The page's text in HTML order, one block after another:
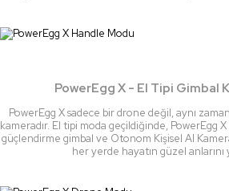
PowerEgg X - El Tipi Gimbal
PowerEgg X sadece bir drone değil, aynı
kameradır. El tipi moda geçildiğinde, PowerEgg
güçlendirme gimbal ve Otonom Kişisel AI
her yerde hayatın güzel anlarını